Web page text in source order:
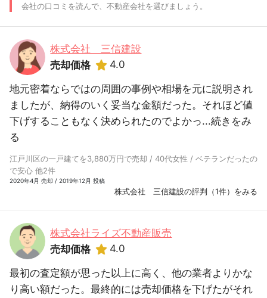
会社の口コミを読んで、不動産会社を選びましょう。
株式会社 三信建設
売却価格
4.0
地元密着ならではの周囲の事例や相場を元に説明され
ましたが、納得のいく妥当な金額だった。それほど値
下げすることもなく決められたのでよかっ...続きをみ
る
江戸川区の一戸建てを3,880万円で売却 / 40代女性 / ベテランだったの
で安心 他2件
2020年4月 売却 / 2019年12月 投稿
株式会社 三信建設の評判（1件）をみる
株式会社ライズ不動産販売
売却価格
4.0
最初の査定額が思った以上に高く、他の業者よりかな
り高い額だった。最終的には売却価格を下げたがそれ